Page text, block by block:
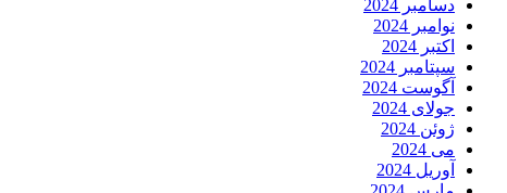
دسامبر 2024
نوامبر 2024
اکتبر 2024
سپتامبر 2024
آگوست 2024
جولای 2024
ژوئن 2024
می 2024
آوریل 2024